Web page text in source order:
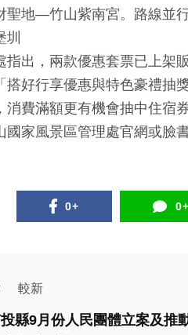
聖地—竹山紫南宮。路線並
圳
指出，兩款優惠套票已上架
搭好行享優惠與特色豪禮抽
消費滿額更有機會抽中住宿
國家風景區管理處官網或臉
0+ 0+
較新
縣9月份人民團體立案及推